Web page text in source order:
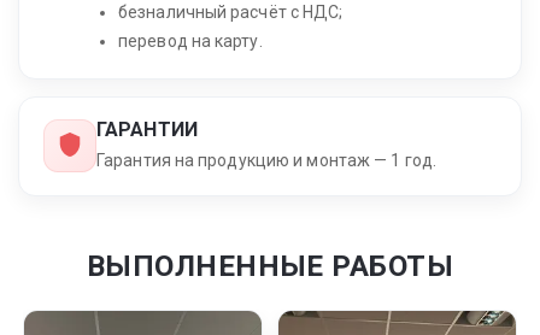
безналичный расчёт с НДС;
перевод на карту.
ГАРАНТИИ
Гарантия на продукцию и монтаж — 1 год.
ВЫПОЛНЕННЫЕ РАБОТЫ